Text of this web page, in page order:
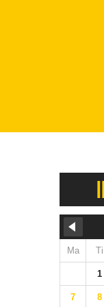
Ma Ti
1
7 8